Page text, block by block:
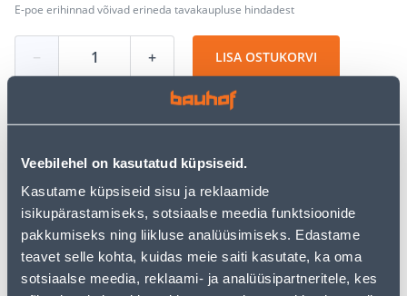
Veebilehel on kasutatud küpsiseid.
Kasutame küpsiseid sisu ja reklaamide
isikupärastamiseks, sotsiaalse meedia funktsioonide
pakkumiseks ning liikluse analüüsimiseks. Edastame
teavet selle kohta, kuidas meie saiti kasutate, ka oma
sotsiaalse meedia, reklaami- ja analüüsipartneritele, kes
E-poe erihinnad võivad erineda tavakaupluse hindadest
− + LISA OSTUKORVI
Vaata saadavust
Eeldatav kojuvedu 3,69 € al. 2-5 tööpäeva
Tarne pakiautomaati al. 2,29 € al. 2-5 tööpäeva